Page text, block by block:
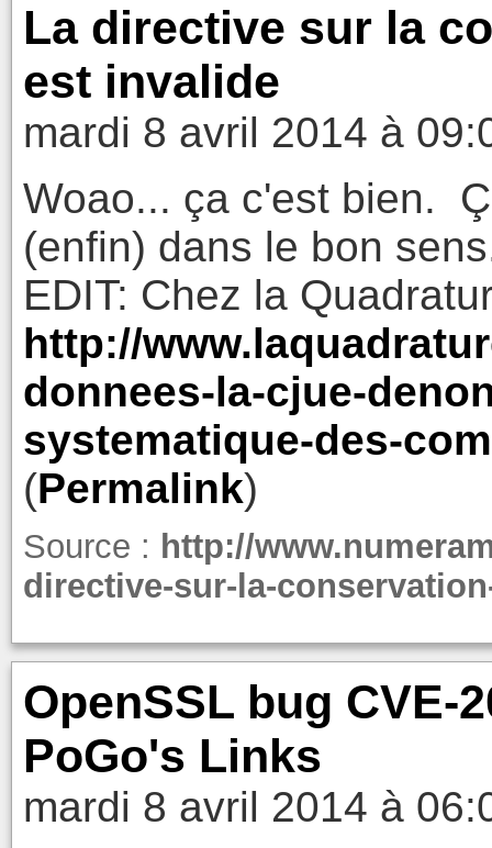
La directive sur la
est invalide
mardi 8 avril 2014 à
Woao... ça c'est bien.
(enfin) dans le bon
EDIT: Chez la
http://
donnees-la-cjue-
systematique-des-
(Permalink)
Source : http://
directive-sur-la-
OpenSSL bug CVE-
PoGo's Links
mardi 8 avril 2014 à